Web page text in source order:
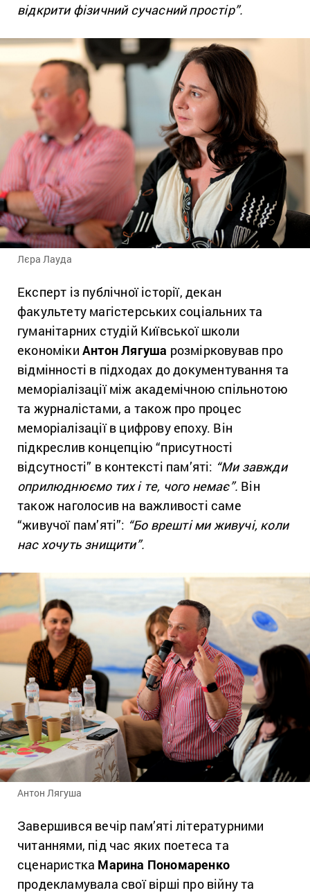
відкрити фізичний сучасний простір”.
Лєра Лауда
Експерт із публічної історії, декан
факультету магістерських соціальних та
гуманітарних студій Київської школи
економіки Антон Лягуша розмірковував про
відмінності в підходах до документування та
меморіалізації між академічною спільнотою
та журналістами, а також про процес
меморіалізації в цифрову епоху. Він
підкреслив концепцію “присутності
відсутності” в контексті пам’яті: “Ми завжди
оприлюднюємо тих і те, чого немає”. Він
також наголосив на важливості саме
“живучої пам’яті”: “Бо врешті ми живучі, коли
нас хочуть знищити”.
Антон Лягуша
Завершився вечір пам’яті літературними
читаннями, під час яких поетеса та
сценаристка Марина Пономаренко
продекламувала свої вірші про війну та